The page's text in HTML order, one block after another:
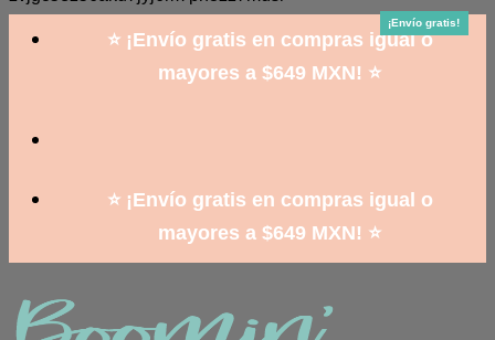
to
content
⭐ ¡Envío gratis en compras igual o
mayores a $649 MXN! ⭐
⭐ ¡Envío gratis en compras igual o
mayores a $649 MXN! ⭐
¡Envío gratis!
¡Envío gratis!
¡Envío gratis!
¡Envío gratis!
¡Envío gratis!
¡Envío gratis!
¡Envío gratis!
¡Envío gratis!
¡Envío gratis!